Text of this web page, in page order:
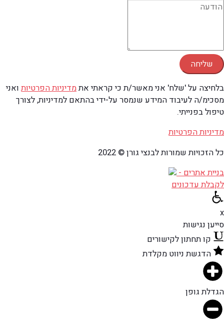
שליחה
בלחיצה על 'שלח' אני מאשר/ת כי קראתי אתמדיניות הפרטיותואני
מסכימ/ה לעיבוד המידע שנמסר על-ידי בהתאם למדיניות, לצורך
טיפול בפנייתי.
מדיניות הפרטיות
כל הזכויות שמורות לבנצי גורן © 2022
בניית אתרים -
לקבלת עדכונים
x
סייען נגישות
קו תחתון לקישורים
הדגשת ניווט מקלדת
הגדלת גופן